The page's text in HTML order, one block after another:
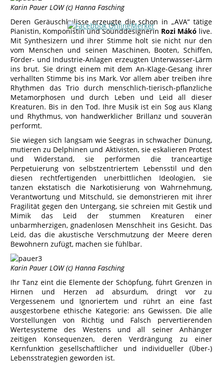
Karin Pauer LOW (c) Hanna Fasching
Deren Geräuschkulisse erzeugte die schon in „AVA“ tätige
Pianistin, Komponistin und Sounddesignerin Rozi Mákó live.
Mit Synthesizern und ihrer Stimme holt sie nicht nur den
vom Menschen und seinen Maschinen, Booten, Schiffen,
Förder- und Industrie-Anlagen erzeugten Unterwasser-Lärm
ins brut. Sie dringt einem mit dem An-Klage-Gesang ihrer
verhallten Stimme bis ins Mark. Vor allem aber treiben ihre
Rhythmen das Trio durch menschlich-tierisch-pflanzliche
Metamorphosen und durch Leben und Leid all dieser
Kreaturen. Bis in den Tod. Ihre Musik ist ein Sog aus Klang
und Rhythmus, von handwerklicher Brillanz und souverän
performt.
Sie wiegen sich langsam wie Seegras in schwacher Dünung,
mutieren zu Delphinen und Aktivisten, sie eskalieren Protest
und Widerstand, sie performen die tranceartige
Perpetuierung von selbstzentriertem Lebensstil und den
diesen rechtfertigenden unerbittlichen Ideologien, sie
tanzen ekstatisch die Narkotisierung von Wahrnehmung,
Verantwortung und Mitschuld, sie demonstrieren mit ihrer
Fragilität gegen den Untergang, sie schreien mit Gestik und
Mimik das Leid der stummen Kreaturen einer
unbarmherzigen, gnadenlosen Menschheit ins Gesicht. Das
Leid, das die akustische Verschmutzung der Meere deren
Bewohnern zufügt, machen sie fühlbar.
Karin Pauer LOW (c) Hanna Fasching
Ihr Tanz eint die Elemente der Schöpfung, führt Grenzen in
Hirnen und Herzen ad absurdum, dringt vor zu
Vergessenem und Ignoriertem und rührt an eine fast
ausgestorbene ethische Kategorie: ans Gewissen. Die alle
Vorstellungen von Richtig und Falsch pervertierenden
Wertesysteme des Westens und all seiner Anhänger
zeitigen Konsequenzen, deren Verdrängung zu einer
Kernfunktion gesellschaftlicher und individueller (Über-)
Lebensstrategien geworden ist.